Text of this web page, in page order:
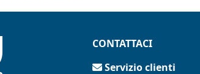
CONTATTACI
Servizio clienti